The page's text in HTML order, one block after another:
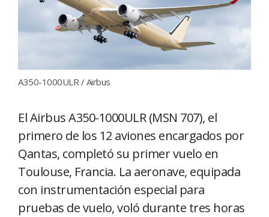
A350-1000ULR / Airbus
El Airbus A350-1000ULR (MSN 707), el
primero de los 12 aviones encargados por
Qantas, completó su primer vuelo en
Toulouse, Francia. La aeronave, equipada
con instrumentación especial para
pruebas de vuelo, voló durante tres horas